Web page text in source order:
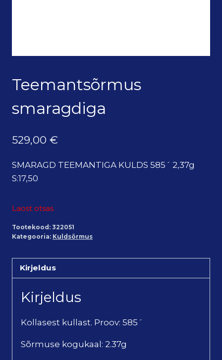
Teemantsõrmus
smaragdiga
529,00 €
SMARAGD TEEMANTIGA KULDS 585´ 2,37g
S:17,50
Laost otsas
Tootekood: 322051
Kategooria: Kuldsõrmus
Kirjeldus
Kirjeldus
Kollasest kullast. Proov: 585´
Sõrmuse kogukaal: 2.37g